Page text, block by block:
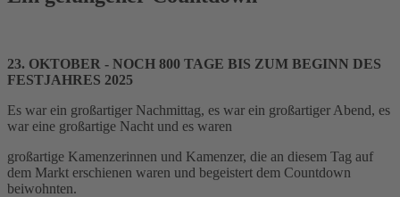
23. OKTOBER - NOCH 800 TAGE BIS ZUM BEGINN DES
FESTJAHRES 2025
Es war ein großartiger Nachmittag, es war ein großartiger Abend, es
war eine großartige Nacht und es waren
großartige Kamenzerinnen und Kamenzer, die an diesem Tag auf
dem Markt erschienen waren und begeistert dem Countdown
beiwohnten.